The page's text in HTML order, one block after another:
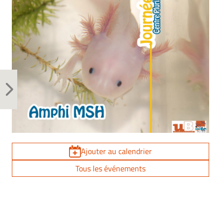
Ajouter au calendrier
Tous les événements